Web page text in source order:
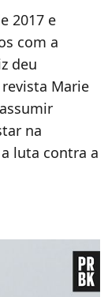
2017 e
com a
deu
Marie
na
luta contra a